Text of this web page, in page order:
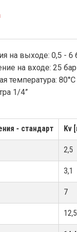
на выходе: 0,5 - 6
на входе: 25 бар
температура: 80°C
1/4”
- стандарт Kv
2,5
3,1
7
12,5